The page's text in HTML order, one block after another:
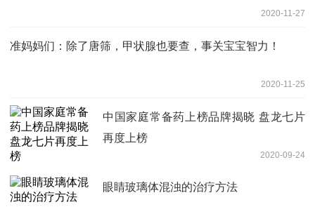
2020-11-27
准妈妈们：除了唐筛，甲状腺也要查，事关宝宝智力！
2020-11-25
中国家庭常备药上榜品牌揭晓 盘龙七片
再度上榜
2020-09-24
眼睛玻璃体混浊的治疗方法